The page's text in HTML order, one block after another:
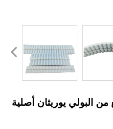
من البولي يوريثان أصلية